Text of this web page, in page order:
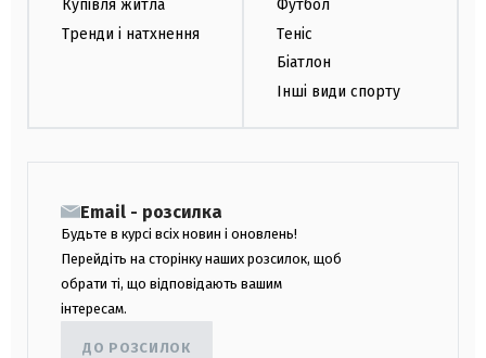
Купівля житла
Тренди і натхнення
Футбол
Теніс
Біатлон
Інші види спорту
Email - розсилка
Будьте в курсі всіх новин і оновлень!
Перейдіть на сторінку наших розсилок, щоб
обрати ті, що відповідають вашим
інтересам.
ДО РОЗСИЛОК